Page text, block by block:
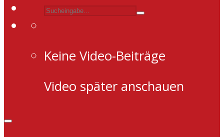
Keine Video-Beiträge
Video später anschauen